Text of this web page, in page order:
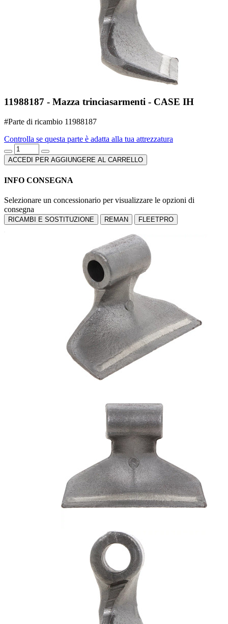
11988187 - Mazza trinciasarmenti - CASE IH
#Parte di ricambio 11988187
Controlla se questa parte è adatta alla tua attrezzatura
ACCEDI PER AGGIUNGERE AL CARRELLO
INFO CONSEGNA
Selezionare un concessionario per visualizzare le opzioni di
consegna
RICAMBI E SOSTITUZIONE REMAN FLEETPRO